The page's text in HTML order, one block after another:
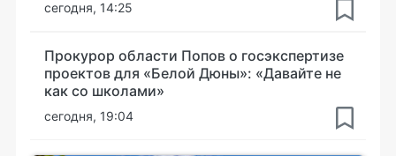
сегодня, 14:25
Прокурор области Попов о госэкспертизе
проектов для «Белой Дюны»: «Давайте не
как со школами»
сегодня, 19:04